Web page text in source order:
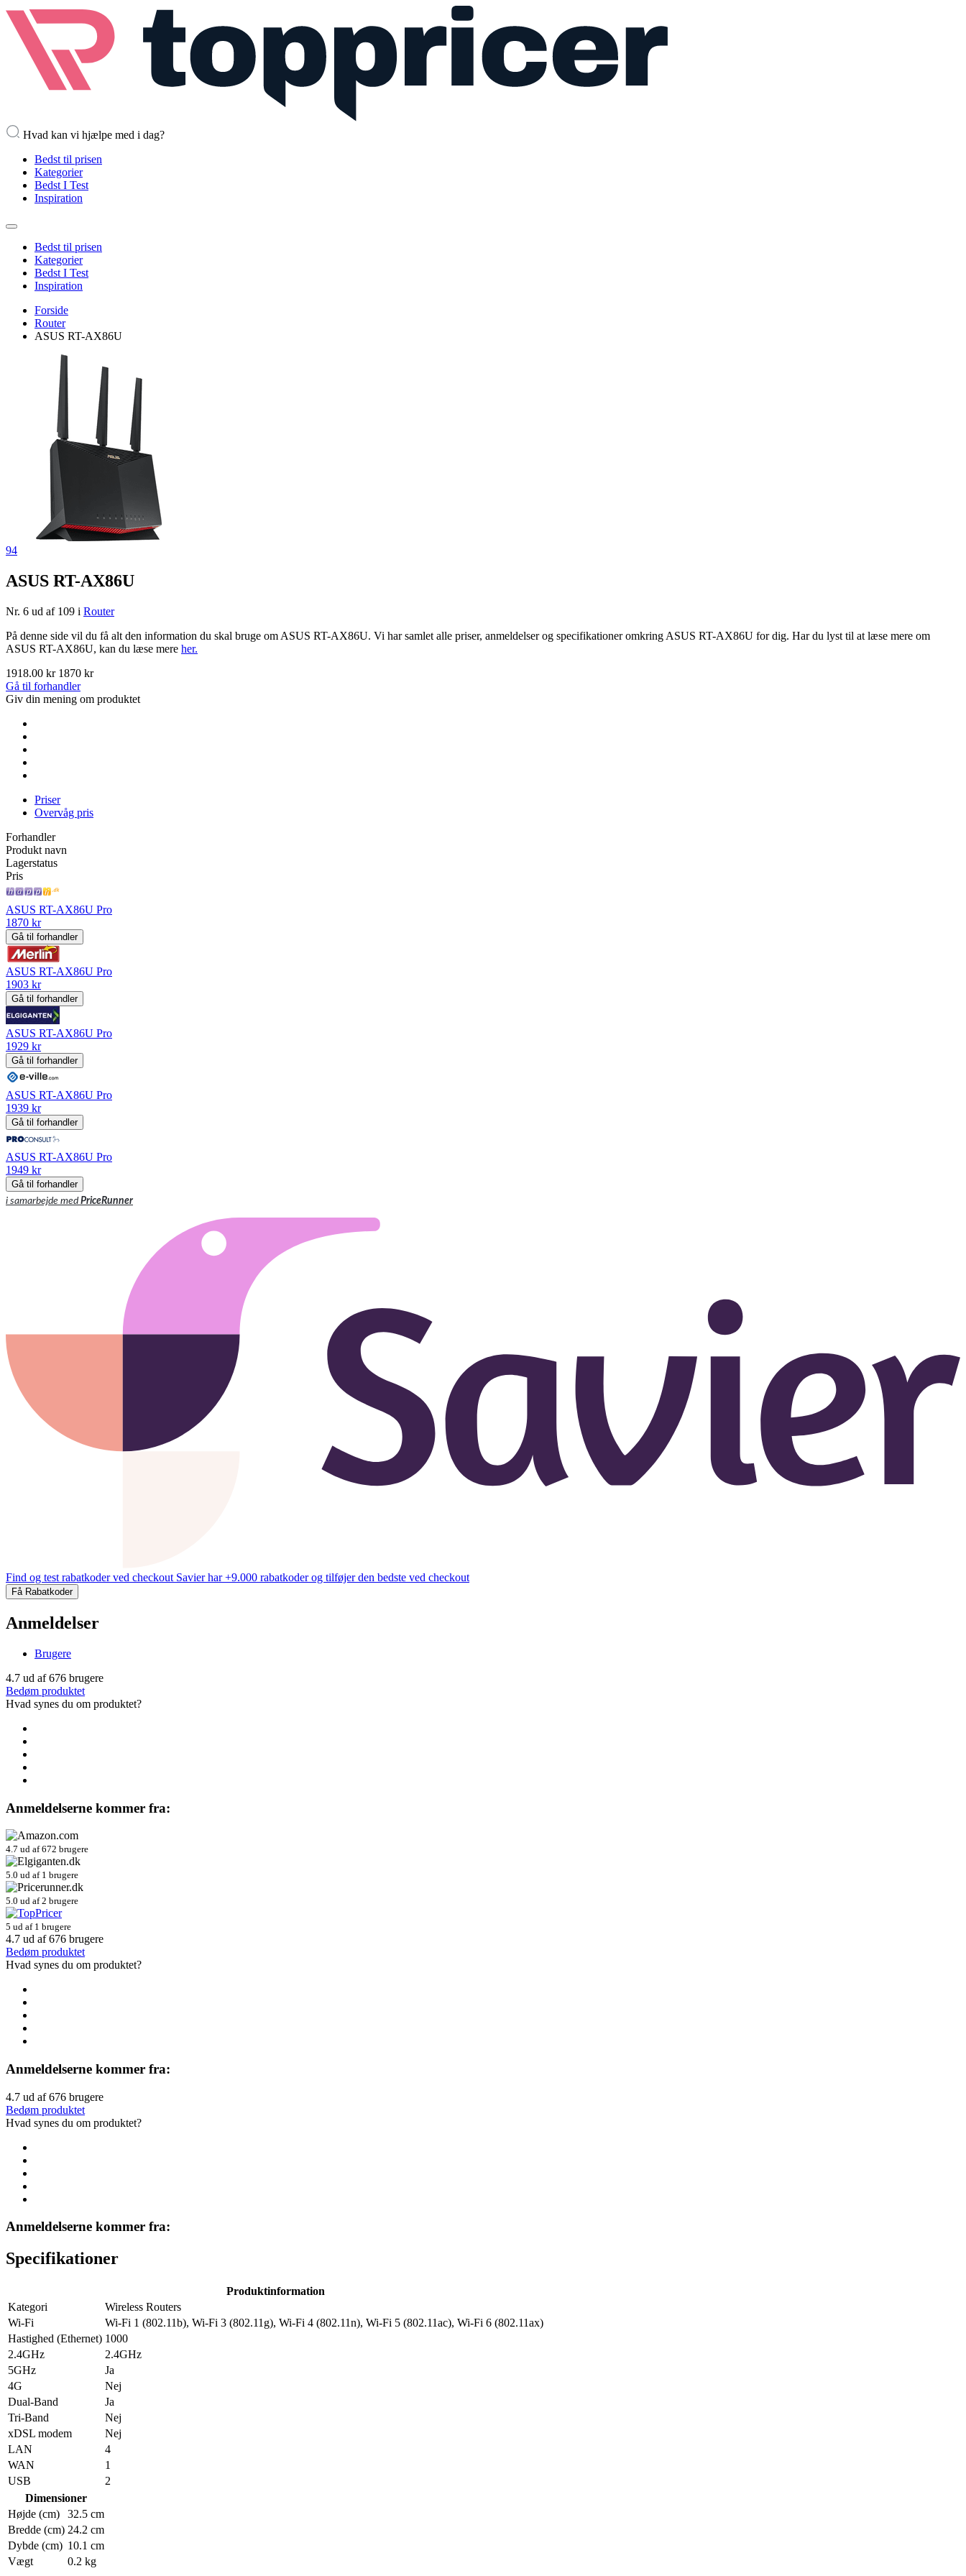
Hvad kan vi hjælpe med i dag?
Bedst til prisen
Kategorier
Bedst I Test
Inspiration
Bedst til prisen
Kategorier
Bedst I Test
Inspiration
Forside
Router
ASUS RT-AX86U
94
ASUS RT-AX86U
Nr. 6 ud af 109 i Router
På denne side vil du få alt den information du skal bruge om ASUS RT-AX86U. Vi har samlet alle priser, anmeldelser og specifikationer omkring ASUS RT-AX86U for dig. Har du lyst til at læse mere om
ASUS RT-AX86U, kan du læse mere her.
1918.00 kr 1870 kr
Gå til forhandler
Giv din mening om produktet
Priser
Overvåg pris
Forhandler
Produkt navn
Lagerstatus
Pris
ASUS RT-AX86U Pro
1870 kr
Gå til forhandler
ASUS RT-AX86U Pro
1903 kr
Gå til forhandler
ASUS RT-AX86U Pro
1929 kr
Gå til forhandler
ASUS RT-AX86U Pro
1939 kr
Gå til forhandler
ASUS RT-AX86U Pro
1949 kr
Gå til forhandler
i samarbejde medPriceRunner
Find og test rabatkoder ved checkout Savier har +9.000 rabatkoder og tilføjer den bedste ved checkout
Få Rabatkoder
Anmeldelser
Brugere
4.7 ud af676 brugere
Bedøm produktet
Hvad synes du om produktet?
Anmeldelserne kommer fra:
4.7 ud af 672 brugere
5.0 ud af 1 brugere
5.0 ud af 2 brugere
5 ud af 1 brugere
4.7 ud af676 brugere
Bedøm produktet
Hvad synes du om produktet?
Anmeldelserne kommer fra:
4.7 ud af676 brugere
Bedøm produktet
Hvad synes du om produktet?
Anmeldelserne kommer fra:
Specifikationer
Produktinformation
Kategori
Wireless Routers
Wi-Fi
Wi-Fi 1 (802.11b), Wi-Fi 3 (802.11g), Wi-Fi 4 (802.11n), Wi-Fi 5 (802.11ac), Wi-Fi 6 (802.11ax)
Hastighed (Ethernet) 1000
2.4GHz
2.4GHz
5GHz
Ja
4G
Nej
Dual-Band
Ja
Tri-Band
Nej
xDSL modem
Nej
LAN
4
WAN
1
USB
2
Dimensioner
Højde (cm)
32.5 cm
Bredde (cm) 24.2 cm
Dybde (cm) 10.1 cm
Vægt
0.2 kg